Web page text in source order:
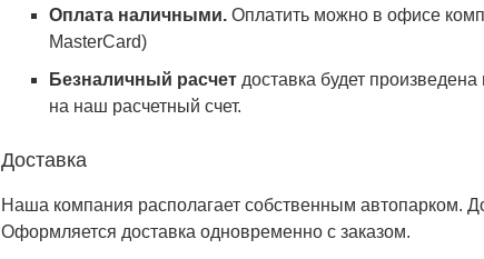
Оплата наличными. Оплатить можно в офисе
MasterCard)
Безналичный расчет доставка будет
на наш расчетный счет.
Доставка
Наша компания располагает собственным автопарком.
Оформляется доставка одновременно с заказом.